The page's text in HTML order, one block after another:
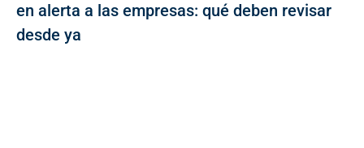
en alerta a las empresas: qué deben revisar
desde ya